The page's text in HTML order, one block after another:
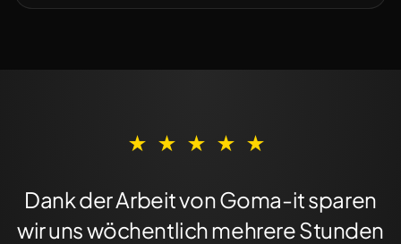
★ ★ ★ ★ ★
Dank der Arbeit von Goma-it sparen
wir uns wöchentlich mehrere Stunden